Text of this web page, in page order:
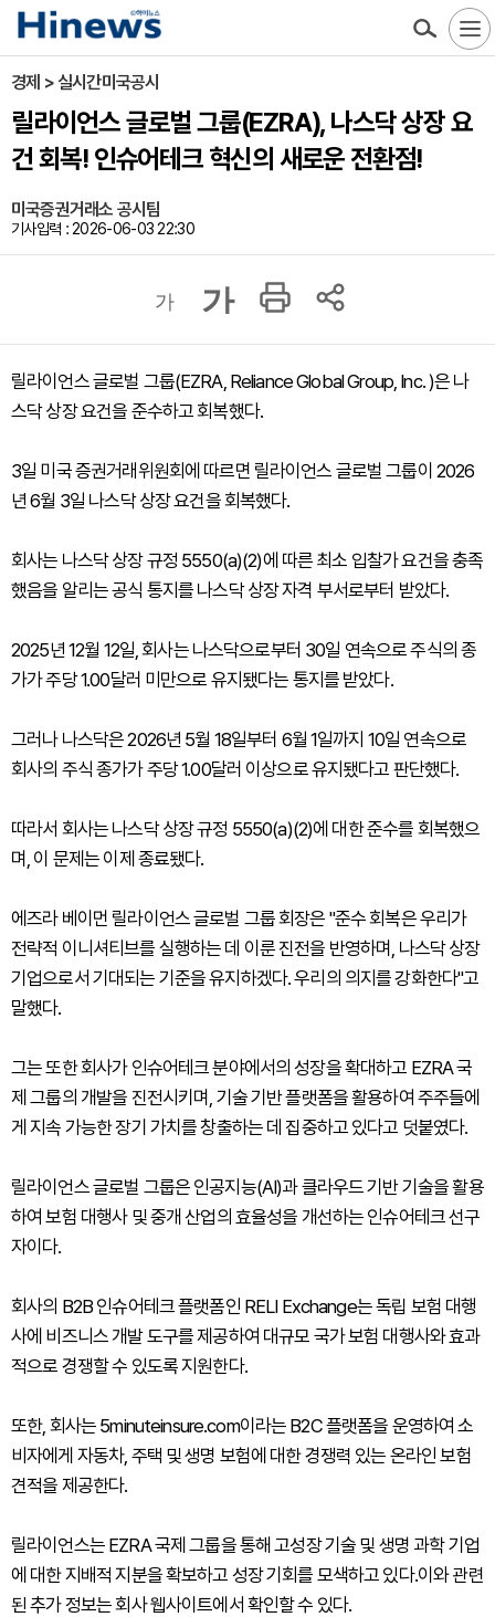
경제 > 실시간미국공시
릴라이언스 글로벌 그룹(EZRA), 나스닥 상장 요
건 회복! 인슈어테크 혁신의 새로운 전환점!
미국증권거래소 공시팀
기사입력 : 2026-06-03 22:30
가 가
릴라이언스 글로벌 그룹(EZRA, Reliance Global Group, Inc. )은 나
스닥 상장 요건을 준수하고 회복했다.
3일 미국 증권거래위원회에 따르면 릴라이언스 글로벌 그룹이 2026
년 6월 3일 나스닥 상장 요건을 회복했다.
회사는 나스닥 상장 규정 5550(a)(2)에 따른 최소 입찰가 요건을 충족
했음을 알리는 공식 통지를 나스닥 상장 자격 부서로부터 받았다.
2025년 12월 12일, 회사는 나스닥으로부터 30일 연속으로 주식의 종
가가 주당 1.00달러 미만으로 유지됐다는 통지를 받았다.
그러나 나스닥은 2026년 5월 18일부터 6월 1일까지 10일 연속으로
회사의 주식 종가가 주당 1.00달러 이상으로 유지됐다고 판단했다.
따라서 회사는 나스닥 상장 규정 5550(a)(2)에 대한 준수를 회복했으
며, 이 문제는 이제 종료됐다.
에즈라 베이먼 릴라이언스 글로벌 그룹 회장은 "준수 회복은 우리가
전략적 이니셔티브를 실행하는 데 이룬 진전을 반영하며, 나스닥 상장
기업으로서 기대되는 기준을 유지하겠다. 우리의 의지를 강화한다"고
말했다.
그는 또한 회사가 인슈어테크 분야에서의 성장을 확대하고 EZRA 국
제 그룹의 개발을 진전시키며, 기술 기반 플랫폼을 활용하여 주주들에
게 지속 가능한 장기 가치를 창출하는 데 집중하고 있다고 덧붙였다.
릴라이언스 글로벌 그룹은 인공지능(AI)과 클라우드 기반 기술을 활용
하여 보험 대행사 및 중개 산업의 효율성을 개선하는 인슈어테크 선구
자이다.
회사의 B2B 인슈어테크 플랫폼인 RELI Exchange는 독립 보험 대행
사에 비즈니스 개발 도구를 제공하여 대규모 국가 보험 대행사와 효과
적으로 경쟁할 수 있도록 지원한다.
또한, 회사는 5minuteinsure.com이라는 B2C 플랫폼을 운영하여 소
비자에게 자동차, 주택 및 생명 보험에 대한 경쟁력 있는 온라인 보험
견적을 제공한다.
릴라이언스는 EZRA 국제 그룹을 통해 고성장 기술 및 생명 과학 기업
에 대한 지배적 지분을 확보하고 성장 기회를 모색하고 있다.이와 관련
된 추가 정보는 회사 웹사이트에서 확인할 수 있다.